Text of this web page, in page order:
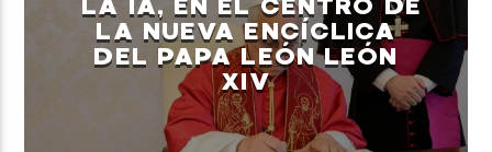
LA IA, EN EL CENTRO DE
LA NUEVA ENCÍCLICA
DEL PAPA LEÓN LEÓN
XIV